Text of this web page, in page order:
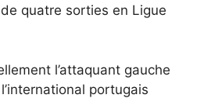
quatre sorties en Ligue
l’attaquant gauche
portugais